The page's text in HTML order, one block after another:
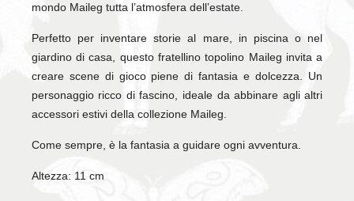
mondo Maileg tutta l’atmosfera dell’estate.
Perfetto per inventare storie al mare, in piscina o nel
giardino di casa, questo fratellino topolino Maileg invita a
creare scene di gioco piene di fantasia e dolcezza. Un
personaggio ricco di fascino, ideale da abbinare agli altri
accessori estivi della collezione Maileg.
Come sempre, è la fantasia a guidare ogni avventura.
Altezza: 11 cm